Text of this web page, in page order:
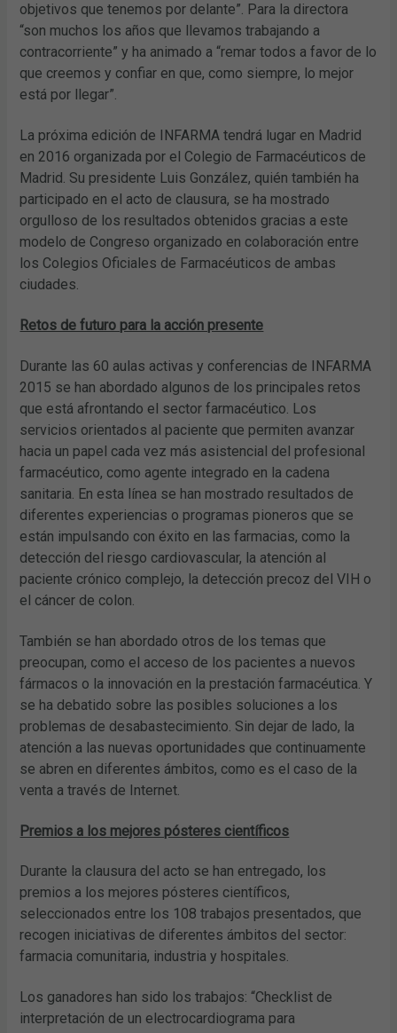
objetivos que tenemos por delante”. Para la directora
“son muchos los años que llevamos trabajando a
contracorriente” y ha animado a “remar todos a favor de lo
que creemos y confiar en que, como siempre, lo mejor
está por llegar”.
La próxima edición de INFARMA tendrá lugar en Madrid
en 2016 organizada por el Colegio de Farmacéuticos de
Madrid. Su presidente Luis González, quién también ha
participado en el acto de clausura, se ha mostrado
orgulloso de los resultados obtenidos gracias a este
modelo de Congreso organizado en colaboración entre
los Colegios Oficiales de Farmacéuticos de ambas
ciudades.
Retos de futuro para la acción presente
Durante las 60 aulas activas y conferencias de INFARMA
2015 se han abordado algunos de los principales retos
que está afrontando el sector farmacéutico. Los
servicios orientados al paciente que permiten avanzar
hacia un papel cada vez más asistencial del profesional
farmacéutico, como agente integrado en la cadena
sanitaria. En esta línea se han mostrado resultados de
diferentes experiencias o programas pioneros que se
están impulsando con éxito en las farmacias, como la
detección del riesgo cardiovascular, la atención al
paciente crónico complejo, la detección precoz del VIH o
el cáncer de colon.
También se han abordado otros de los temas que
preocupan, como el acceso de los pacientes a nuevos
fármacos o la innovación en la prestación farmacéutica. Y
se ha debatido sobre las posibles soluciones a los
problemas de desabastecimiento. Sin dejar de lado, la
atención a las nuevas oportunidades que continuamente
se abren en diferentes ámbitos, como es el caso de la
venta a través de Internet.
Premios a los mejores pósteres científicos
Durante la clausura del acto se han entregado, los
premios a los mejores pósteres científicos,
seleccionados entre los 108 trabajos presentados, que
recogen iniciativas de diferentes ámbitos del sector:
farmacia comunitaria, industria y hospitales.
Los ganadores han sido los trabajos: “Checklist de
interpretación de un electrocardiograma para